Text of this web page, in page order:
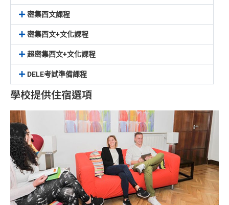
密集西文課程
密集西文+文化課程
超密集西文+文化課程
DELE考試準備課程
學校提供住宿選項